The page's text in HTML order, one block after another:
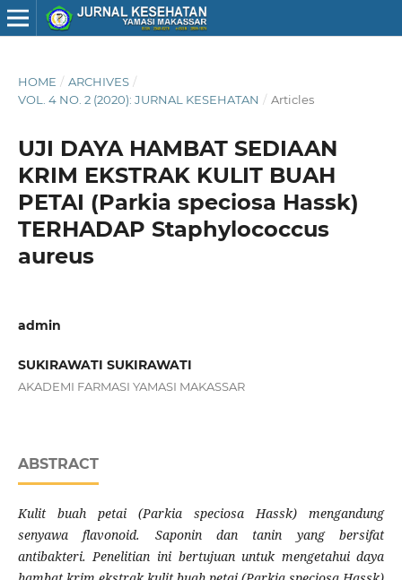
HOME / ARCHIVES /
VOL. 4 NO. 2 (2020): JURNAL KESEHATAN / Articles
UJI DAYA HAMBAT SEDIAAN
KRIM EKSTRAK KULIT BUAH
PETAI (Parkia speciosa Hassk)
TERHADAP Staphylococcus
aureus
admin
SUKIRAWATI SUKIRAWATI
AKADEMI FARMASI YAMASI MAKASSAR
ABSTRACT
Kulit buah petai (Parkia speciosa Hassk) mengandung
senyawa flavonoid. Saponin dan tanin yang bersifat
antibakteri. Penelitian ini bertujuan untuk mengetahui daya